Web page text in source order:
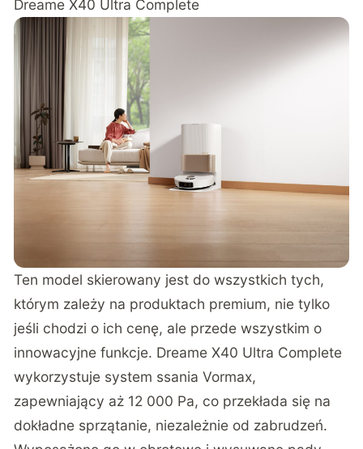
Dreame X40 Ultra Complete
Ten model skierowany jest do wszystkich tych,
którym zależy na produktach premium, nie tylko
jeśli chodzi o ich cenę, ale przede wszystkim o
innowacyjne funkcje. Dreame X40 Ultra Complete
wykorzystuje system ssania Vormax,
zapewniający aż 12 000 Pa, co przekłada się na
dokładne sprzątanie, niezależnie od zabrudzeń.